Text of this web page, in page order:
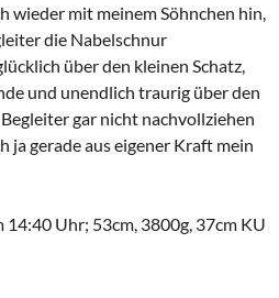
wieder mit meinem Söhnchen hin,
die Nabelschnur
über den kleinen Schatz,
und unendlich traurig über den
gar nicht nachvollziehen
ja gerade aus eigener Kraft mein
14:40 Uhr; 53cm, 3800g, 37cm KU